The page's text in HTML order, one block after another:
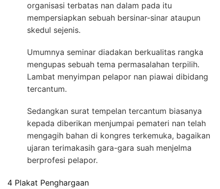
organisasi terbatas nan dalam pada itu
mempersiapkan sebuah bersinar-sinar ataupun
skedul sejenis.
Umumnya seminar diadakan berkualitas rangka
mengupas sebuah tema permasalahan terpilih.
Lambat menyimpan pelapor nan piawai dibidang
tercantum.
Sedangkan surat tempelan tercantum biasanya
kepada diberikan menjumpai pemateri nan telah
mengagih bahan di kongres terkemuka, bagaikan
ujaran terimakasih gara-gara suah menjelma
berprofesi pelapor.
4 Plakat Penghargaan